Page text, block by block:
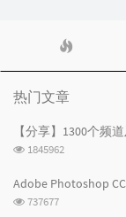
文
热门文章
【分享】1300个频
浏
次
数:
1845962
Adobe Photoshop
浏
737677